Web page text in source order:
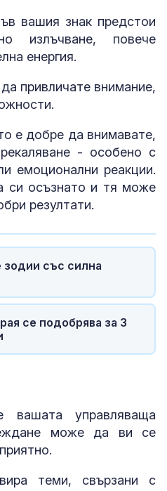
вашия знак предстои
излъчване, повече
енергия.
привличате внимание,
е добре да внимавате,
- особено с
емоционални реакции.
си осъзнато и тя може
резултати.
със силна
се подобрява за 3
управляваща
може да ви се
теми, свързани с